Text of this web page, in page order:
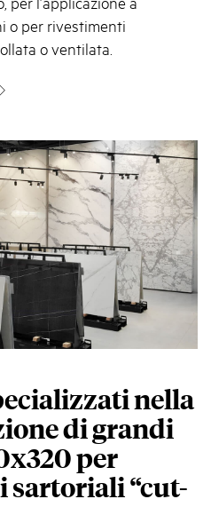
o per rivestimenti
o ventilata.
nella
di grandi
per
sartoriali “cut-